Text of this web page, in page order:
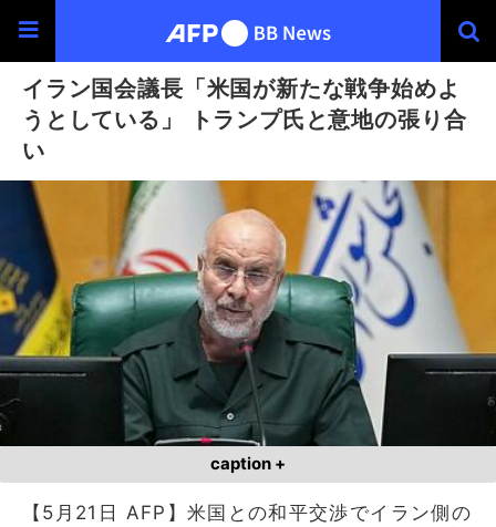
イラン国会議長「米国が新たな戦争始めよ
うとしている」 トランプ氏と意地の張り合
い
caption +
【5月21日 AFP】米国との和平交渉でイラン側の